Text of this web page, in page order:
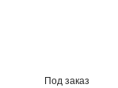
Под заказ